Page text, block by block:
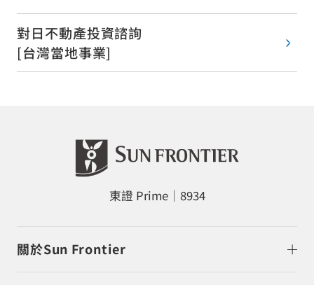
對日不動產投資諮詢
[台灣當地事業]
東證 Prime｜8934
關於Sun Frontier